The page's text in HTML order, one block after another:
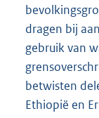
dragen bij
gebruik van
betwisten
Ethiopië en